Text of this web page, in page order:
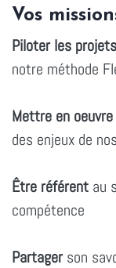
Vos
Piloter les projets
notre méthode
Mettre en
des enjeux de
Être référent au
compétence
Partagerson